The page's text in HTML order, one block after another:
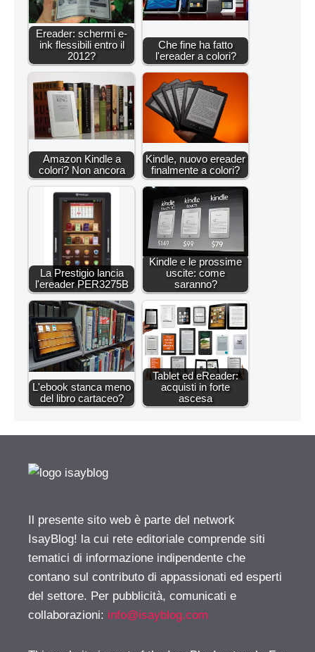
Ereader: schermi e-
ink flessibili entro il
2012?
Che fine ha fatto
l'ereader a colori?
Amazon Kindle a
colori? Non ancora
Kindle, nuovo ereader
finalmente a colori?
La Prestigio lancia
l'ereader PER3275B
Kindle e le prossime
uscite: come
saranno?
L'ebook stanca meno
del libro cartaceo?
Tablet ed eReader:
acquisti in forte
ascesa
Il presente sito web è parte del network
IsayBlog! la cui rete editoriale comprende siti
tematici di informazione indipendente che
contano sul contributo di appassionati ed esperti
del settore. Per pubblicità, comunicati e
collaborazioni: info@isayblog.com